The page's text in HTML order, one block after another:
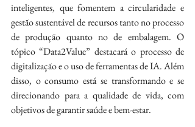
inteligentes, que fomentem a circularidade e
gestão sustentável de recursos tanto no processo
de produção quanto no de embalagem. O
tópico “Data2Value” destacará o processo de
digitalização e o uso de ferramentas de IA. Além
disso, o consumo está se transformando e se
direcionando para a qualidade de vida, com
objetivos de garantir saúde e bem-estar.